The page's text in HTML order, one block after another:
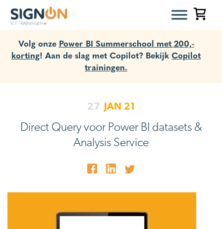
Volg onze Power BI Summerschool met 200,-
korting! Aan de slag met Copilot? Bekijk Copilot
trainingen.
27 JAN 21
Direct Query voor Power BI datasets &
Analysis Service